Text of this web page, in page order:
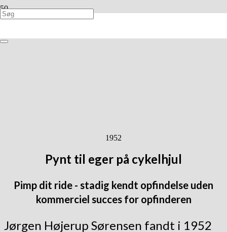
1952
Pynt til eger på cykelhjul
Pimp dit ride - stadig kendt opfindelse uden
kommerciel succes for opfinderen
Jørgen Højerup Sørensen fandt i 1952